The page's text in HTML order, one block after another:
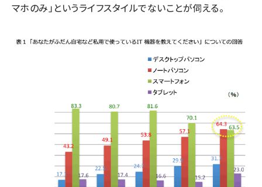
マホのみ」というライフスタイルでないことが伺える。